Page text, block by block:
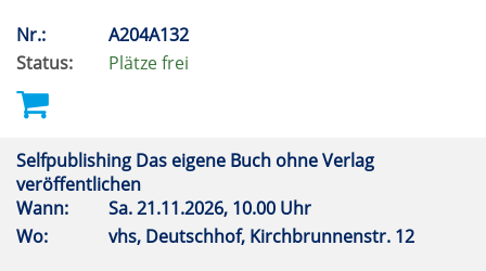
Nr.:
A204A132
Status:
Plätze frei
Selfpublishing Das eigene Buch ohne Verlag
veröffentlichen
Wann:
Sa.21.11.2026, 10.00 Uhr
Wo:
vhs, Deutschhof, Kirchbrunnenstr. 12